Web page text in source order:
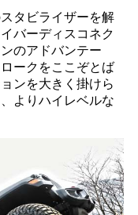
タビライザーを解
バーディスコネク
のアドバンテー
ークをここぞとば
ンを大きく掛けら
よりハイレベルな